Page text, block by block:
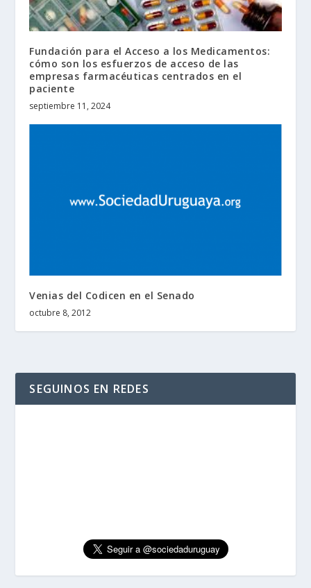
Fundación para el Acceso a los Medicamentos:
cómo son los esfuerzos de acceso de las
empresas farmacéuticas centrados en el
paciente
septiembre 11, 2024
Venias del Codicen en el Senado
octubre 8, 2012
SEGUINOS EN REDES